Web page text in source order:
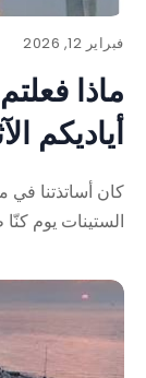
فبراير 12, 2026
ماذا
أياديكم
كان أساتذتنا في
الستينات يوم